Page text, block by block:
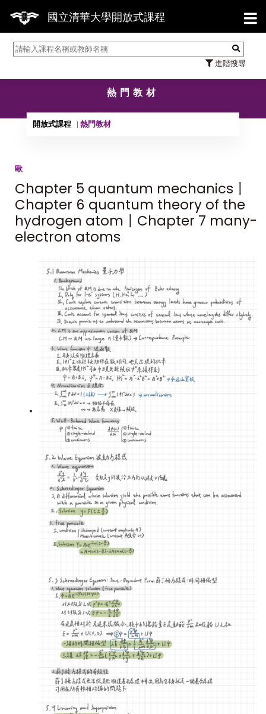
國立清華大學開放式課程
進階搜尋
【7/31】114學
熱門教材
開放式課程 熱門教材
歐
Chapter 5 quantum mechanics〡
Chapter 6 quantum theory of the
hydrogen atom〡Chapter 7 many-
electron atoms